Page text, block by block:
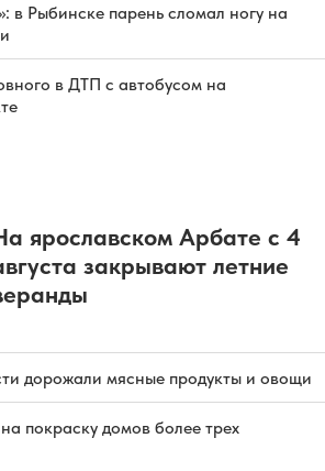
в Рыбинске парень сломал ногу на
в ДТП с автобусом на
ярославском Арбате с 4
закрывают летние
дорожали мясные продукты и овощи
покраску домов более трех